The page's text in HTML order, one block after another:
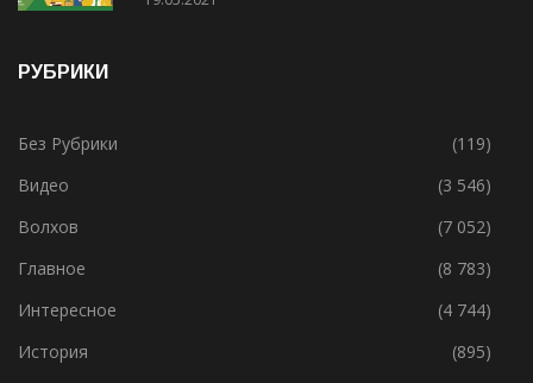
РУБРИКИ
Без Рубрики
(119)
Видео
(3 546)
Волхов
(7 052)
Главное
(8 783)
Интересное
(4 744)
История
(895)